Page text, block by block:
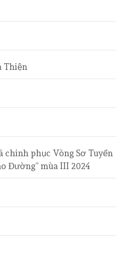
Thiện
chinh phục Vòng Sơ Tuyển
Đường” mùa III 2024